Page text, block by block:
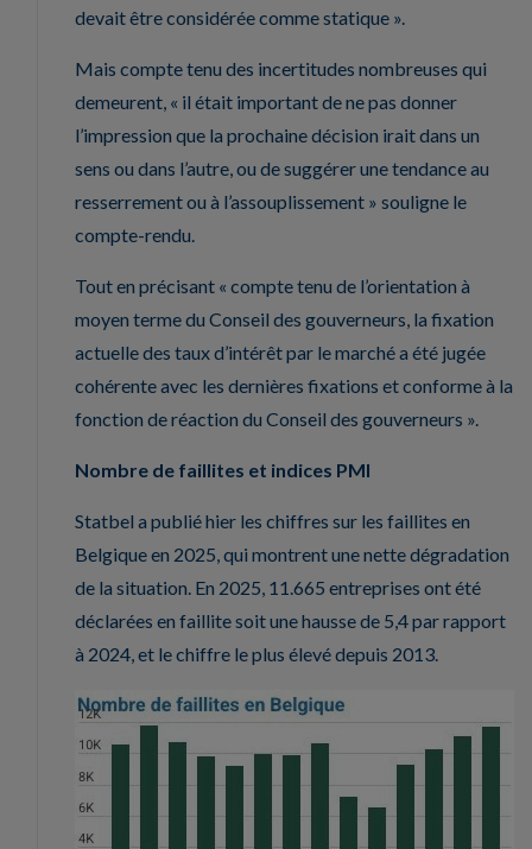
devait être considérée comme statique ».
Mais compte tenu des incertitudes nombreuses qui
demeurent, « il était important de ne pas donner
l’impression que la prochaine décision irait dans un
sens ou dans l’autre, ou de suggérer une tendance au
resserrement ou à l’assouplissement » souligne le
compte-rendu.
Tout en précisant « compte tenu de l’orientation à
moyen terme du Conseil des gouverneurs, la fixation
actuelle des taux d’intérêt par le marché a été jugée
cohérente avec les dernières fixations et conforme à la
fonction de réaction du Conseil des gouverneurs ».
Nombre de faillites et indices PMI
Statbel a publié hier les chiffres sur les faillites en
Belgique en 2025, qui montrent une nette dégradation
de la situation. En 2025, 11.665 entreprises ont été
déclarées en faillite soit une hausse de 5,4 par rapport
à 2024, et le chiffre le plus élevé depuis 2013.